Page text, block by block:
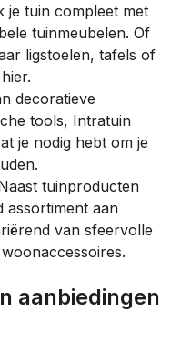
je tuin compleet met
tuinmeubelen. Of
ligstoelen, tafels of
decoratieve
tools, Intratuin
je nodig hebt om je
tuinproducten
assortiment aan
van sfeervolle